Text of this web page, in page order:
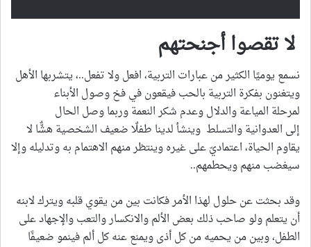
لا تقصوا أجنحتهم
نسمع يوميًا الكثير من عبارات التربية، افعل ولا تفعل..، يتشربها الأهل
ويتغنون بفكرة التربية بالحب فيقعون في فخ وصول الأبناء
لمرحلة المياعة والدلال وعدم شكر النعمة وربما وصل الحال
إلى العدوانية والتسلط وينشأ لدينا طفلٌا ضعيف الشخصية هشٌّا لا
يقاوم الحياة، اعتماديّ على غيره وينتظر منهم الاهتمام به وتدليله وإلا
سيغضب منهم ويحطمهم..
وقد بحثت عن حلول لهذا الأمر فكانت بين من يقوي قلبه ويترك لابنه
أن يتعلم ولو صاحب ذلك بعض الألم والانكسار والتعب والإجهاد على
الطفل، وبين من يحميه من كل أذى ويمنع عنه كل ألم فينمو ضعيفًا